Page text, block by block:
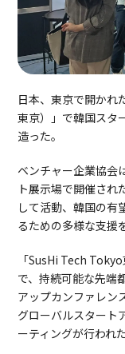
日本、東京で開かれ
東京）」で韓国スタ
造った。
ベンチャー企業協会
ト展示場で開催され
して活動、韓国の有
るための多様な支援
「SusHi Tech
で、持続可能な先端
アップカンファレン
グローバルスタート
ーティングが行われた